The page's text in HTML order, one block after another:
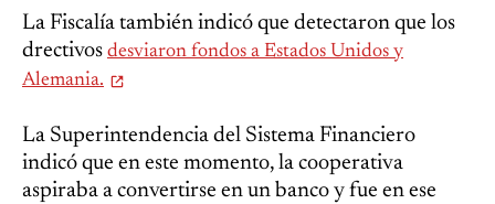
La Fiscalía también indicó que detectaron que los
drectivos desviaron fondos a Estados Unidos y
Alemania.
La Superintendencia del Sistema Financiero
indicó que en este momento, la cooperativa
aspiraba a convertirse en un banco y fue en ese